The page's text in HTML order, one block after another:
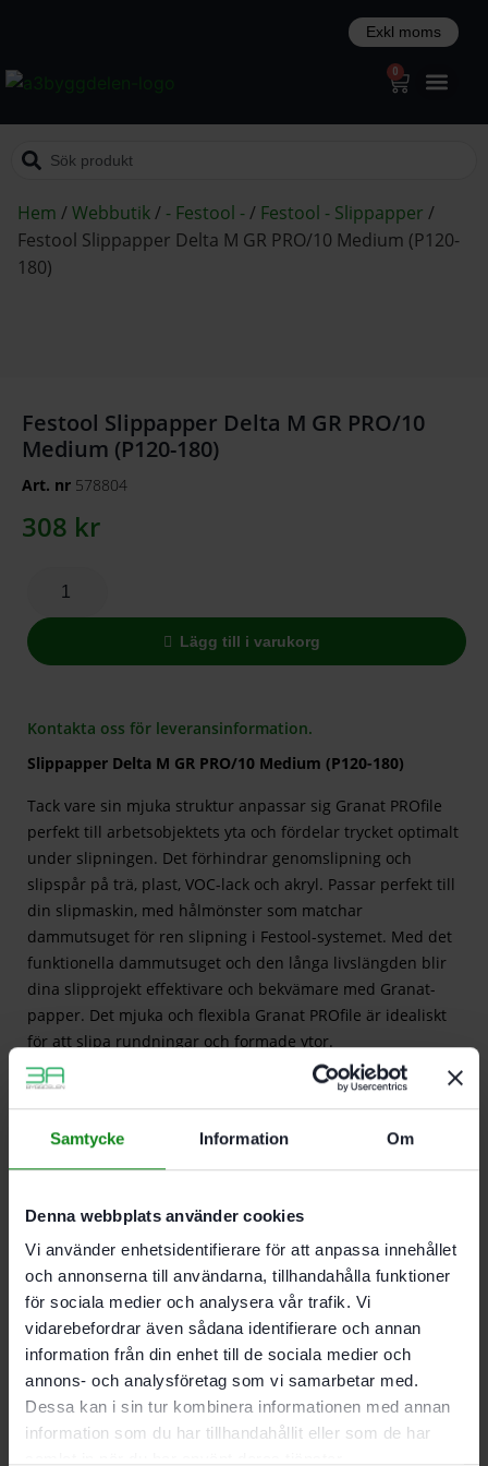
Samtycke Information Om
Denna webbplats använder cookies
Vi använder enhetsidentifierare för att anpassa innehållet
och annonserna till användarna, tillhandahålla funktioner
för sociala medier och analysera vår trafik. Vi
vidarebefordrar även sådana identifierare och annan
information från din enhet till de sociala medier och
annons- och analysföretag som vi samarbetar med.
Dessa kan i sin tur kombinera informationen med annan
information som du har tillhandahållit eller som de har
0
Hem /Webbutik/ - Festool -/ Festool - Slippapper /
Festool Slippapper Delta M GR PRO/10 Medium (P120-
180)
Festool Slippapper Delta M GR PRO/10
Medium (P120-180)
Art. nr 578804
308 kr
Lägg till i varukorg
Kontakta oss för leveransinformation.
Slippapper Delta M GR PRO/10 Medium (P120-180)
Tack vare sin mjuka struktur anpassar sig Granat PROfile
perfekt till arbetsobjektets yta och fördelar trycket optimalt
under slipningen. Det förhindrar genomslipning och
slipspår på trä, plast, VOC-lack och akryl. Passar perfekt till
din slipmaskin, med hålmönster som matchar
dammutsuget för ren slipning i Festool-systemet. Med det
funktionella dammutsuget och den långa livslängden blir
dina slipprojekt effektivare och bekvämare med Granat-
papper. Det mjuka och flexibla Granat PROfile är idealiskt
för att slipa rundningar och formade ytor.
lev.omfattning:
Passar till.
DTS 400, DTSC 400, DS 400
Det finns inga recensioner än.
Bli först med att recensera ”Festool Slippapper Delta